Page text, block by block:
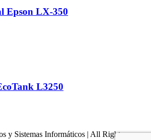
Epson LX-350
L3250
y Sistemas Informáticos | All Rights